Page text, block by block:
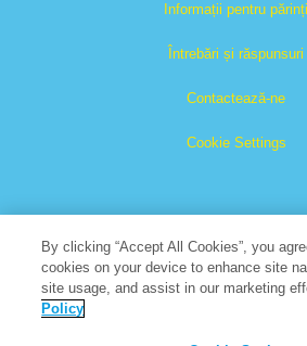
Informații pentru părinți
Întrebări și răspunsuri
Contactează-ne
Cookie Settings
Cartea Cărților este o marcă
By clicking “Accept All Cookies”, you
cookies on your device to enhance site
site usage, and assist in our marketing
Policy